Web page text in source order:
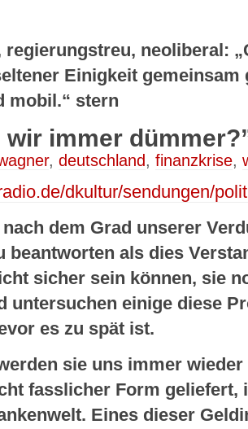
neoliberal:
Einigkeit
mobil.“ stern
wir immer
, deutschland, finanzkrise,
dkultur/sendungen/
dem Grad unserer
beantworten als dies
sicher sein können, sie
untersuchen einige diese
es zu spät ist.
sie uns immer
fasslicher Form geliefert,
Eines dieser